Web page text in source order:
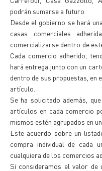
podrán sumarse a futuro.
Desde el gobierno se hará
casas comerciales
comercializarse dentro de
Cada comercio adherido,
hará entrega junto con un
dentro de sus propuestas, en
artículo.
Se ha solicitado además,
artículos en cada comercio
mismos estén agrupados en
Este acuerdo sobre un
compra individual de cada
cualquiera de los comercios
Si consideramos el valor de